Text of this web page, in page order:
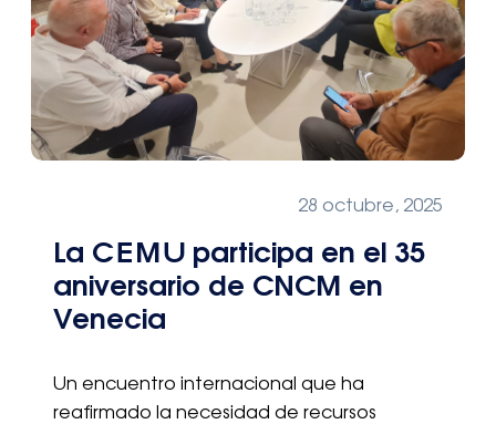
28 octubre, 2025
La CEMU participa en el 35
aniversario de CNCM en
Venecia
Un encuentro internacional que ha
reafirmado la necesidad de recursos